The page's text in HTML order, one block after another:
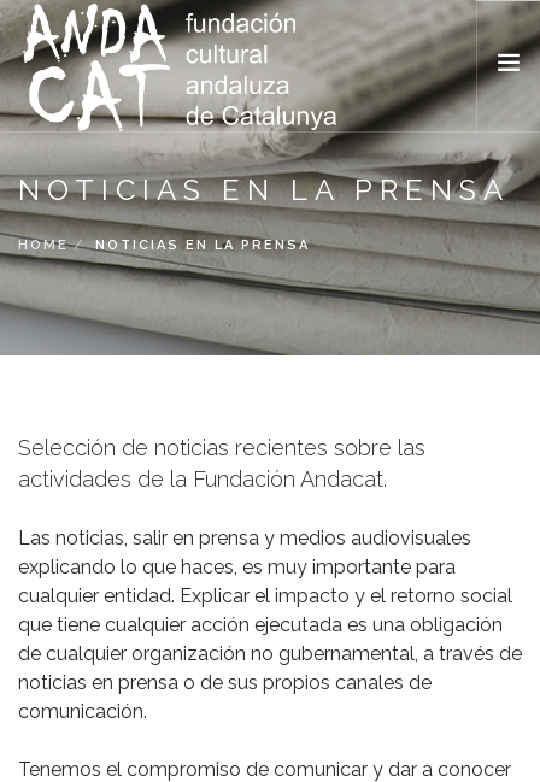
INICIO
ACTIVIDADES Y AGENDA
NOTICIAS EN LA PRENSA
TRANSPARENCIA
BLOG
ESPAÑOL
NOTICIAS EN LA PRENSA
HOME NOTICIAS EN LA PRENSA
Selección de noticias recientes sobre las
actividades de la Fundación Andacat.
Las noticias, salir en prensa y medios audiovisuales
explicando lo que haces, es muy importante para
cualquier entidad. Explicar el impacto y el retorno social
que tiene cualquier acción ejecutada es una obligación
de cualquier organización no gubernamental, a través de
noticias en prensa o de sus propios canales de
comunicación.
Tenemos el compromiso de comunicar y dar a conocer